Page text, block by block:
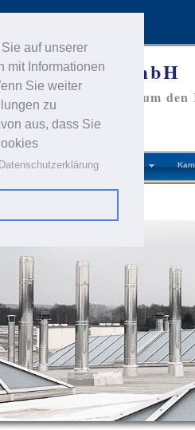
auf unserer
mit Informationen
Sie weiter
zu
aus, dass Sie
Schmidt GmbH
Partner rund um den
Sanierung